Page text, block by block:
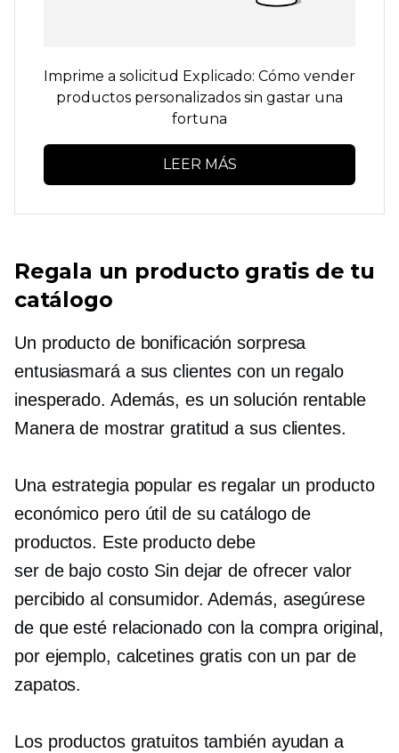
Imprime a solicitud Explicado: Cómo vender
productos personalizados sin gastar una
fortuna
LEER MÁS
Regala un producto gratis de tu
catálogo
Un producto de bonificación sorpresa
entusiasmará a sus clientes con un regalo
inesperado. Además, es unsolución rentable
Manera de mostrar gratitud a sus clientes.
Una estrategia popular es regalar un producto
económico pero útil de su catálogo de
productos. Este producto debe
ser de bajo costo Sin dejar de ofrecer valor
percibido al consumidor. Además, asegúrese
de que esté relacionado con la compra original,
por ejemplo, calcetines gratis con un par de
zapatos.
Los productos gratuitos también ayudan a